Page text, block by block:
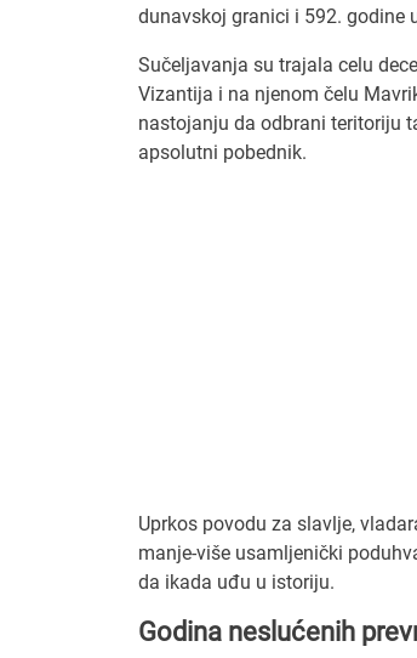
dunavskoj granici i 592. godine
Sučeljavanja su trajala celu
Vizantija i na njenom čelu
nastojanju da odbrani teritoriju
apsolutni pobednik.
Uprkos povodu za slavlje,
manje-više usamljenički
da ikada uđu u istoriju.
Godina neslućenih